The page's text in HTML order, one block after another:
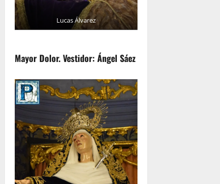
Lucas Álvarez
Mayor Dolor. Vestidor: Ángel Sáez